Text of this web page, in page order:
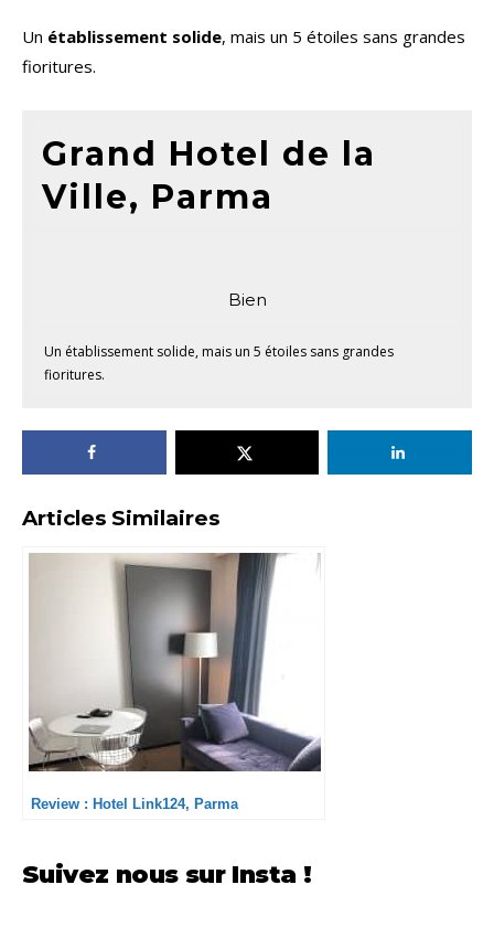
Un établissement solide, mais un 5 étoiles sans grandes
fioritures.
Grand Hotel de la
Ville, Parma
Bien
Un établissement solide, mais un 5 étoiles sans grandes
fioritures.
Articles Similaires
Review : Hotel Link124, Parma
Suivez nous sur Insta !